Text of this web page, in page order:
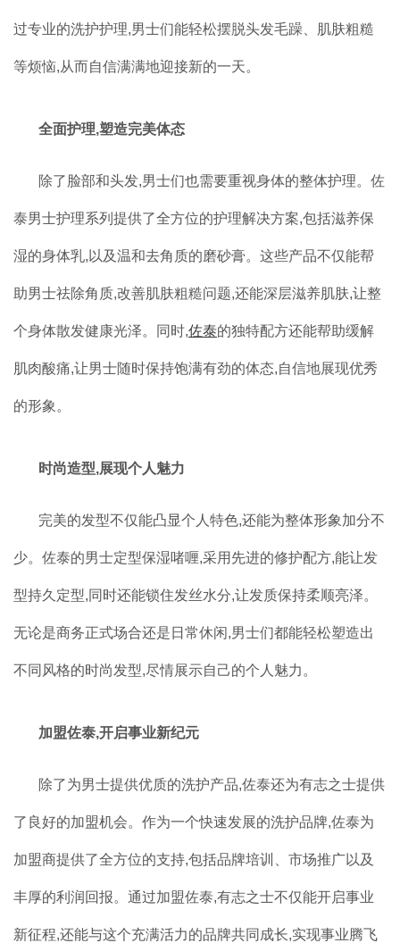
过专业的洗护护理,男士们能轻松摆脱头发毛躁、肌肤粗糙
等烦恼,从而自信满满地迎接新的一天。
全面护理,塑造完美体态
除了脸部和头发,男士们也需要重视身体的整体护理。佐
泰男士护理系列提供了全方位的护理解决方案,包括滋养保
湿的身体乳,以及温和去角质的磨砂膏。这些产品不仅能帮
助男士祛除角质,改善肌肤粗糙问题,还能深层滋养肌肤,让整
个身体散发健康光泽。同时,佐泰的独特配方还能帮助缓解
肌肉酸痛,让男士随时保持饱满有劲的体态,自信地展现优秀
的形象。
时尚造型,展现个人魅力
完美的发型不仅能凸显个人特色,还能为整体形象加分不
少。佐泰的男士定型保湿啫喱,采用先进的修护配方,能让发
型持久定型,同时还能锁住发丝水分,让发质保持柔顺亮泽。
无论是商务正式场合还是日常休闲,男士们都能轻松塑造出
不同风格的时尚发型,尽情展示自己的个人魅力。
加盟佐泰,开启事业新纪元
除了为男士提供优质的洗护产品,佐泰还为有志之士提供
了良好的加盟机会。作为一个快速发展的洗护品牌,佐泰为
加盟商提供了全方位的支持,包括品牌培训、市场推广以及
丰厚的利润回报。通过加盟佐泰,有志之士不仅能开启事业
新征程,还能与这个充满活力的品牌共同成长,实现事业腾飞